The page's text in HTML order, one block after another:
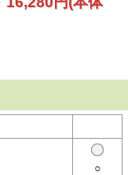
用しているので型崩れ
をキレイにキープして
トバッグです。
○